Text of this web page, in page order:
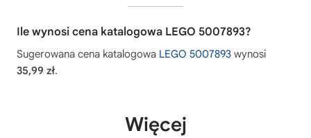
Ile wynosi cena katalogowa LEGO 5007893?
Sugerowana cena katalogowa LEGO 5007893 wynosi
35,99 zł.
Więcej